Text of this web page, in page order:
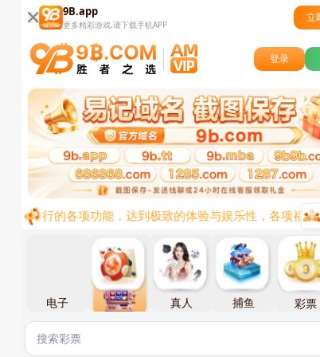
9B.app
更多精彩游戏,请下载手机APP
立
登录
目前流行的各项功能，达到极致的体验与娱乐性，各项福利
电子 棋牌 真人 捕鱼 彩票